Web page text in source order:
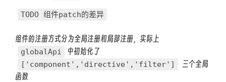
TODO 组件patch的差异
组件的注册方式分为全局注册和局部注册，实际上
globalApi 中初始化了
['component','directive','filter']
三个全局
函数